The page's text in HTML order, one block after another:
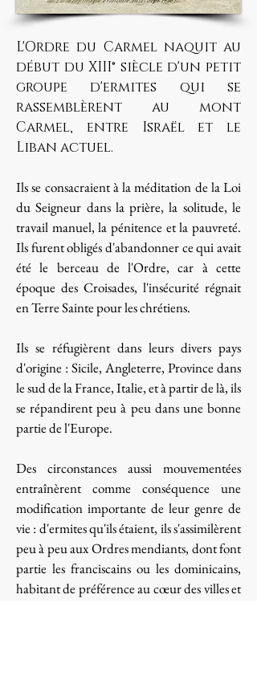
L'Ordre du Carmel naquit au
début du XIII° siècle d'un petit
groupe d'ermites qui se
rassemblèrent au mont
Carmel, entre Israël et le
Liban actuel.
Ils se consacraient à la méditation de la Loi
du Seigneur dans la prière, la solitude, le
travail manuel, la pénitence et la pauvreté.
Ils furent obligés d'abandonner ce qui avait
été le berceau de l'Ordre, car à cette
époque des Croisades, l'insécurité régnait
en Terre Sainte pour les chrétiens.
Ils se réfugièrent dans leurs divers pays
d'origine : Sicile, Angleterre, Province dans
le sud de la France, Italie, et à partir de là, ils
se répandirent peu à peu dans une bonne
partie de l'Europe.
Des circonstances aussi mouvementées
entraînèrent comme conséquence une
modification importante de leur genre de
vie : d'ermites qu'ils étaient, ils s'assimilèrent
peu à peu aux Ordres mendiants, dont font
partie les franciscains ou les dominicains,
habitant de préférence au cœur des villes et